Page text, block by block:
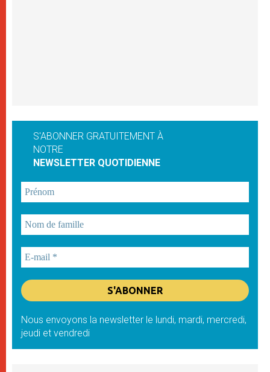
S'ABONNER GRATUITEMENT À
NOTRE
NEWSLETTER QUOTIDIENNE
Nous envoyons la newsletter le lundi, mardi, mercredi,
jeudi et vendredi